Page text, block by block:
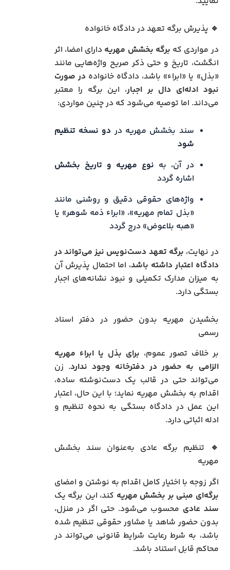
🔹 پذیرش برگه تعهد در دادگاه خانواده
در مواردی که برگه بخشش مهریه دارای امضا، اثر
انگشت، تاریخ و حتی ذکر صریح واژه‌هایی مانند
«بذل» یا «ابراء» باشد، دادگاه خانوادهدر صورت
نبود ادله‌ای دال بر اجبار، این برگه را معتبر
می‌داند. اما توصیه می‌شود که در چنین مواردی:
سند بخشش مهریه در دو نسخه تنظیم
شود
در آن، به نوع مهریه و تاریخ بخشش
اشاره گردد
واژه‌های حقوقی دقیق و روشنی مانند
«بذل تمام مهریه»، «ابراء ذمه شوهر» یا
«هبه بلاعوض» درج گردد
در نهایت، برگه تعهد دست‌نویس نیز می‌تواند در
دادگاه اعتبار داشته باشد، اما احتمال پذیرش آن
به میزان مدارک تکمیلی و نبود نشانه‌های اجبار
بستگی دارد.
بخشیدن مهریه بدون حضور در دفتر اسناد
رسمی
بر خلاف تصور عموم، برای بذل یا ابراء مهریه
الزامی به حضور در دفترخانه وجود ندارد. زن
می‌تواند حتی در قالب یک دست‌نوشته ساده،
اقدام به بخشش مهریه نماید؛ با این حال، اعتبار
این عمل در دادگاه بستگی به نحوه تنظیم و
ادله اثباتی دارد.
🔹 تنظیم برگه عادی به‌عنوان سند بخشش
مهریه
اگر زوجه با اختیار کامل اقدام به نوشتن و امضای
برگه‌ای مبنی بر بخشش مهریه کند، این برگه یک
سند عادی محسوب می‌شود. حتی اگر در منزل،
بدون حضور شاهد یا مشاور حقوقی تنظیم شده
باشد، به شرط رعایت شرایط قانونی می‌تواند در
محاکم قابل استناد باشد.